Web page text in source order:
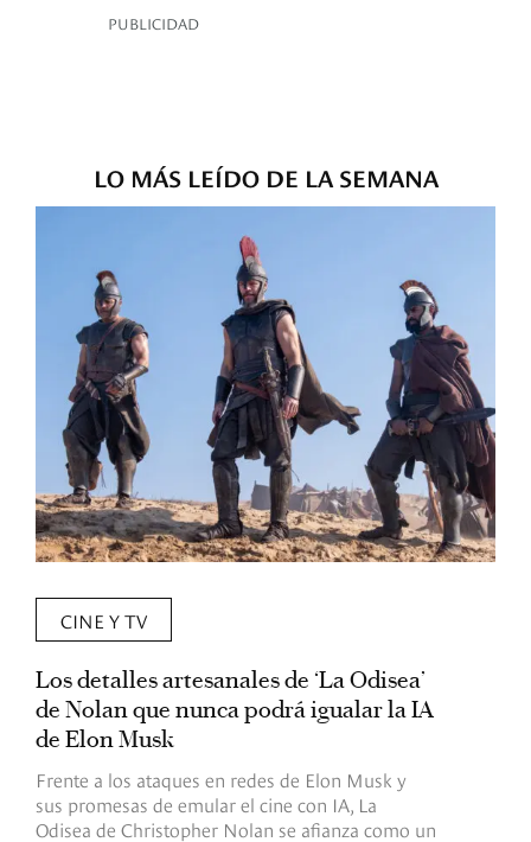
PUBLICIDAD
LO MÁS LEÍDO DE LA SEMANA
CINE Y TV
Los detalles artesanales de ‘La Odisea’
de Nolan que nunca podrá igualar la IA
de Elon Musk
Frente a los ataques en redes de Elon Musk y
sus promesas de emular el cine con IA, La
Odisea de Christopher Nolan se afianza como un